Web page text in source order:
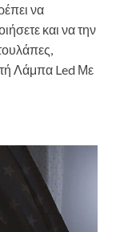
να
και να την
Λάμπα Led Με